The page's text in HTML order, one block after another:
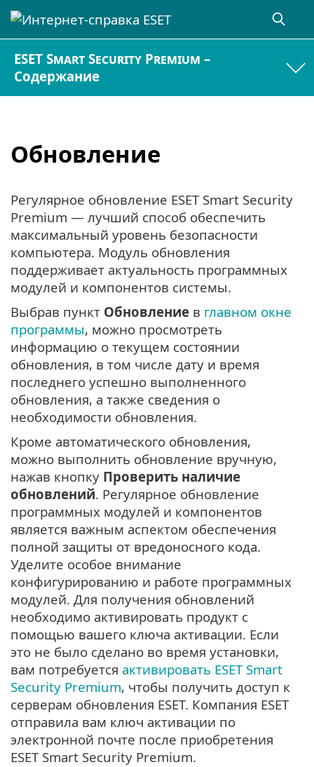
ESET Smart Security Premium –
Содержание
Обновление
Регулярное обновление ESET Smart Security
Premium — лучший способ обеспечить
максимальный уровень безопасности
компьютера. Модуль обновления
поддерживает актуальность программных
модулей и компонентов системы.
Выбрав пункт Обновление в главном окне
программы, можно просмотреть
информацию о текущем состоянии
обновления, в том числе дату и время
последнего успешно выполненного
обновления, а также сведения о
необходимости обновления.
Кроме автоматического обновления,
можно выполнить обновление вручную,
нажав кнопку Проверить наличие
обновлений. Регулярное обновление
программных модулей и компонентов
является важным аспектом обеспечения
полной защиты от вредоносного кода.
Уделите особое внимание
конфигурированию и работе программных
модулей. Для получения обновлений
необходимо активировать продукт с
помощью вашего ключа активации. Если
это не было сделано во время установки,
вам потребуется активировать ESET Smart
Security Premium, чтобы получить доступ к
серверам обновления ESET. Компания ESET
отправила вам ключ активации по
электронной почте после приобретения
ESET Smart Security Premium.